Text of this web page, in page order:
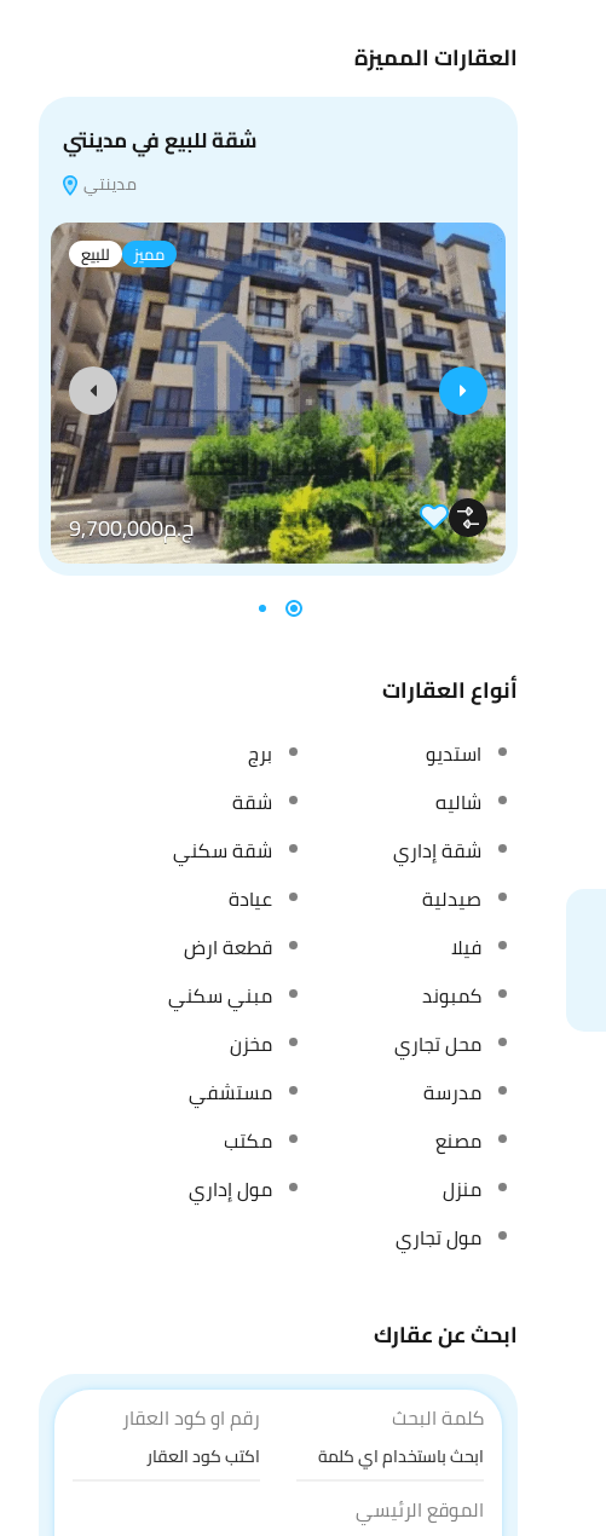
العقارات المميزة
شقة للبيع في مدينتي
مدينتي
للبيع مميز
ج.م9,700,000
أنواع العقارات
استديو
برج
شاليه
شقة
شقة إداري
شقة سكني
صيدلية
عيادة
فيلا
قطعة ارض
كمبوند
مبني سكني
محل تجاري
مخزن
مدرسة
مستشفي
مصنع
مكتب
منزل
مول إداري
مول تجاري
ابحث عن عقارك
كلمة البحث رقم او كود العقار
الموقع الرئيسي